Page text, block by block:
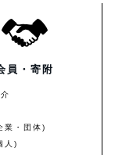
員・寄附
業・団体)
人)